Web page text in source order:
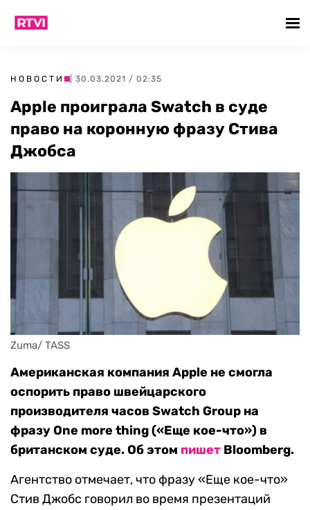
НОВОСТИ | 30.03.2021 / 02:35
Apple проиграла Swatch в суде
право на коронную фразу Стива
Джобса
Zuma/ TASS
Американская компания Apple не смогла
оспорить право швейцарского
производителя часов Swatch Group на
фразу One more thing («Еще кое-что») в
британском суде. Об этом пишет Bloomberg.
Агентство отмечает, что фразу «Еще кое-что»
Стив Джобс говорил во время презентаций